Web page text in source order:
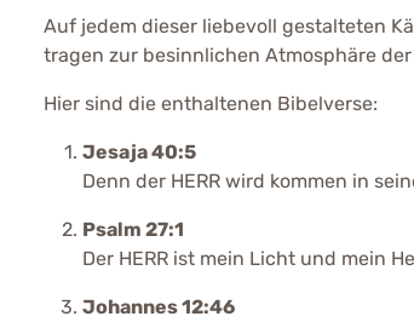
Auf jedem dieser liebevoll gestalteten
tragen zur besinnlichen Atmosphäre
Hier sind die enthaltenen Bibelverse:
Jesaja 40:5
Denn der HERR wird kommen in
Psalm 27:1
Der HERR ist mein Licht und mein
Johannes 12:46